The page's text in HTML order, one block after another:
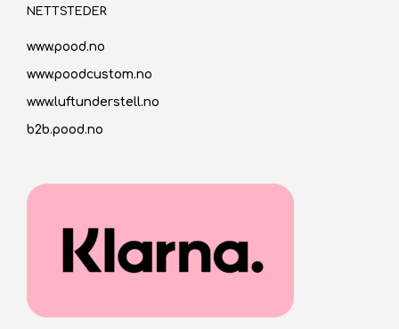
NETTSTEDER
www.pood.no
www.poodcustom.no
www.luftunderstell.no
b2b.pood.no